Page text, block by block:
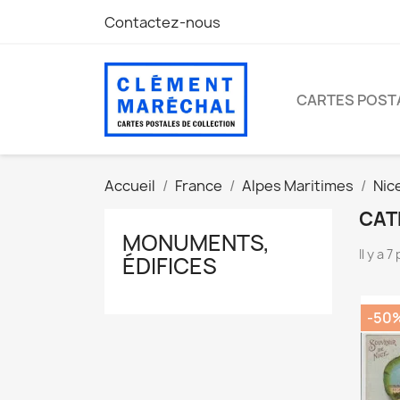
Contactez-nous
CARTES
Accueil France Alpes Maritimes
MONUMENTS,
ÉDIFICES Il y a
-